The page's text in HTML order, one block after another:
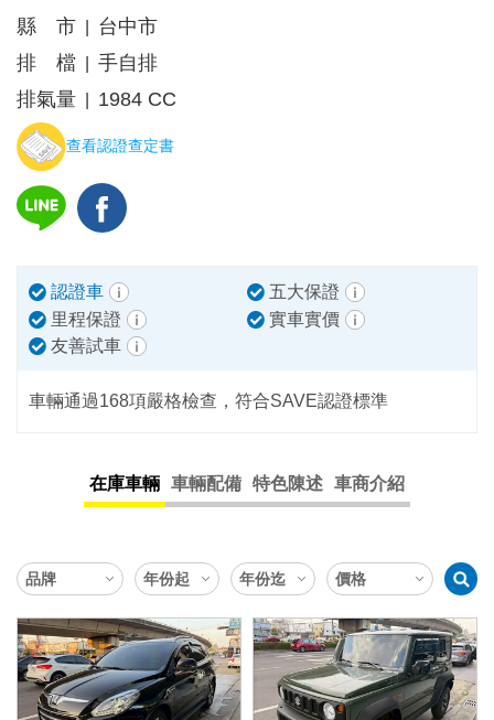
縣 市
台中市
排 檔
手自排
排氣量
1984 CC
查看認證查定書
認證車
五大保證
里程保證
實車實價
友善試車
車輛通過168項嚴格檢查，符合SAVE認證標準
在庫車輛 車輛配備 特色陳述 車商介紹